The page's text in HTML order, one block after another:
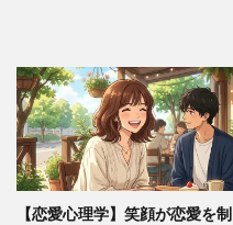
【恋愛心理学】笑顔が恋愛を制